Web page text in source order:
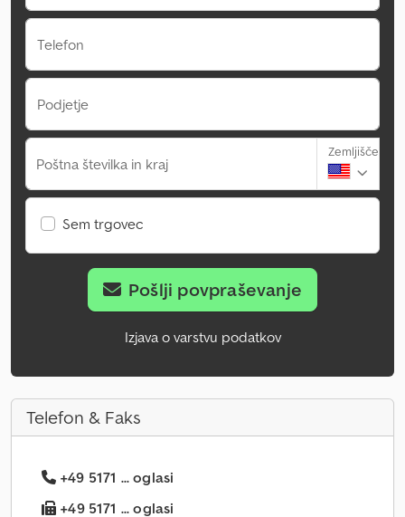
Telefon
Podjetje
Poštna številka in kraj
Zemljišče
Sem trgovec
Pošlji povpraševanje
Izjava o varstvu podatkov
Telefon & Faks
+49 5171 ... oglasi
+49 5171 ... oglasi